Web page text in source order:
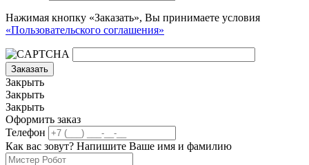
Нажимая кнопку «Заказать», Вы принимаете условия
«Пользовательского соглашения»
Заказать
Закрыть
Закрыть
Закрыть
Оформить заказ
Телефон
Как вас зовут? Напишите Ваше имя и фамилию